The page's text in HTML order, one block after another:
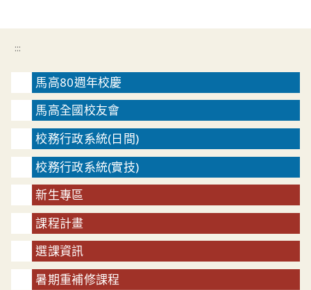
:::
馬高80週年校慶
馬高全國校友會
校務行政系統(日間)
校務行政系統(實技)
新生專區
課程計畫
選課資訊
暑期重補修課程